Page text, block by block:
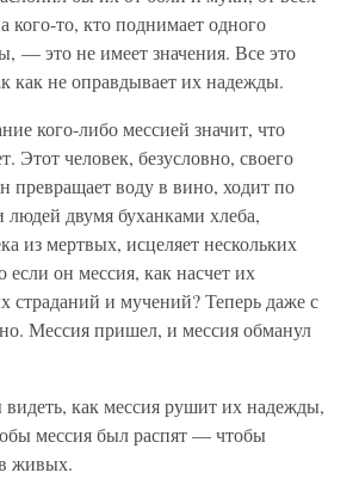
кого-то, кто поднимает одного
— это не имеет значения. Все это
как не оправдывает их надежды.
кого-либо мессией значит, что
Этот человек, безусловно, своего
превращает воду в вино, ходит по
людей двумя буханками хлеба,
из мертвых, исцеляет нескольких
он мессия, как насчет их
страданий и мучений? Теперь даже с
Мессия пришел, и мессия обманул
как мессия рушит их надежды,
мессия был распят — чтобы
живых.